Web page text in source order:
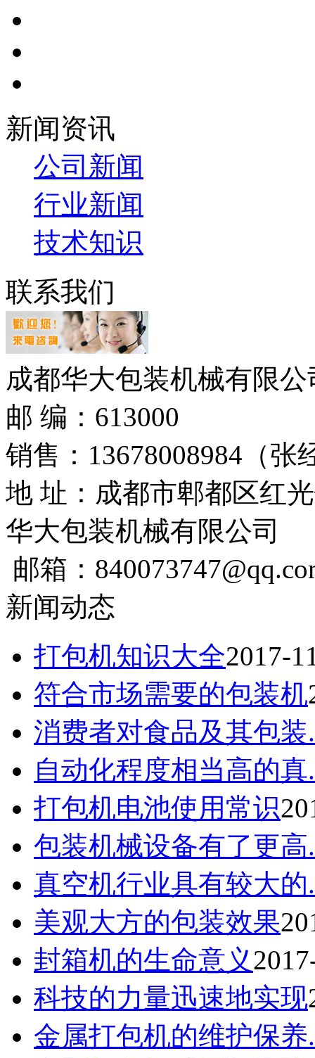
新闻资讯
公司新闻
行业新闻
技术知识
联系我们
成都华大包装机械有限公
邮 编：613000
销售： 13678008984 （张
地 址：成都市郫都区红
华大包装机械有限公司
邮箱：
新闻动态
打包机知识大全2017-
符合市场需要的包装机
消费者对食品及其包装
自动化程度相当高的真
打包机电池使用常识
包装机械设备有了更高
真空机行业具有较大的
美观大方的包装效果
封箱机的生命意义
科技的力量迅速地实现
金属打包机的维护保养